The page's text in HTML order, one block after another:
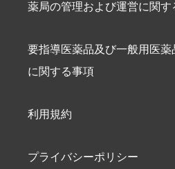
薬局の管理および運営に関す
要指導医薬品及び一般用医
に関する事項
利用規約
プライバシーポリシー